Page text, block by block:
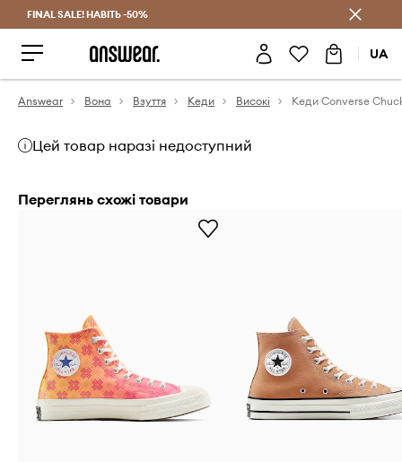
Заощаджуй з Answear Club
FINAL SALE! НАВІТЬ -50%
UA
Answear Вона Взуття Кеди Високі Кеди Converse
Цей товар наразі недоступний
Переглянь схожі товари